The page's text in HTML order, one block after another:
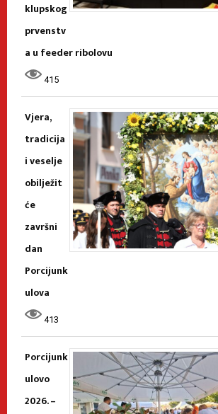
klupskog
prvenstv
a u feeder ribolovu
415
Vjera,
tradicija
i veselje
obilježit
će
završni
dan
Porcijunk
ulova
413
Porcijunk
ulovo
2026. –